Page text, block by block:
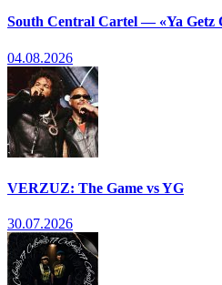
South Central Cartel — «Ya Getz
04.08.2026
VERZUZ: The Game vs YG
30.07.2026